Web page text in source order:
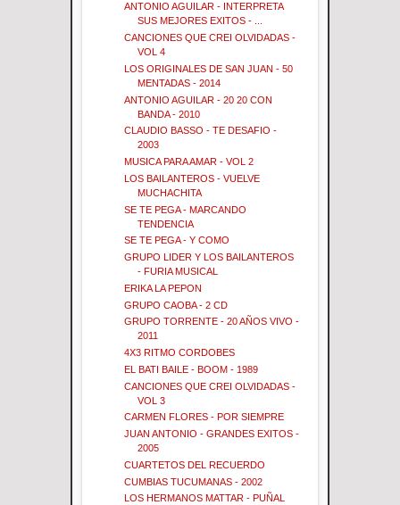
ANTONIO AGUILAR - INTERPRETA
SUS MEJORES EXITOS - ...
CANCIONES QUE CREI OLVIDADAS -
VOL 4
LOS ORIGINALES DE SAN JUAN - 50
MENTADAS - 2014
ANTONIO AGUILAR - 20 20 CON
BANDA - 2010
CLAUDIO BASSO - TE DESAFIO -
2003
MUSICA PARA AMAR - VOL 2
LOS BAILANTEROS - VUELVE
MUCHACHITA
SE TE PEGA - MARCANDO
TENDENCIA
SE TE PEGA - Y COMO
GRUPO LIDER Y LOS BAILANTEROS
- FURIA MUSICAL
ERIKA LA PEPON
GRUPO CAOBA - 2 CD
GRUPO TORRENTE - 20 AÑOS VIVO -
2011
4X3 RITMO CORDOBES
EL BATI BAILE - BOOM - 1989
CANCIONES QUE CREI OLVIDADAS -
VOL 3
CARMEN FLORES - POR SIEMPRE
JUAN ANTONIO - GRANDES EXITOS -
2005
CUARTETOS DEL RECUERDO
CUMBIAS TUCUMANAS - 2002
LOS HERMANOS MATTAR - PUÑAL